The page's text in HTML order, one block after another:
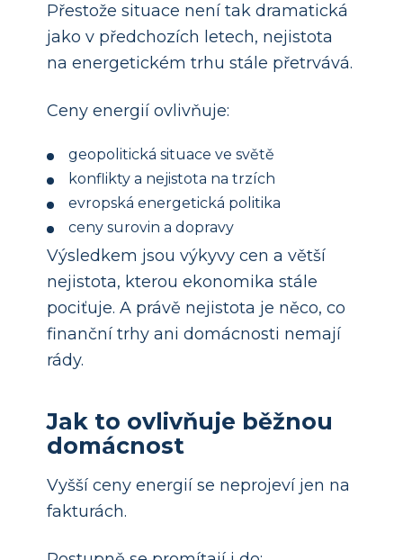
Přestože situace není tak dramatická
jako v předchozích letech, nejistota
na energetickém trhu stále přetrvává.
Ceny energií ovlivňuje:
geopolitická situace ve světě
konflikty a nejistota na trzích
evropská energetická politika
ceny surovin a dopravy
Výsledkem jsou výkyvy cen a větší
nejistota, kterou ekonomika stále
pociťuje. A právě nejistota je něco, co
finanční trhy ani domácnosti nemají
rády.
Jak to ovlivňuje běžnou
domácnost
Vyšší ceny energií se neprojeví jen na
fakturách.